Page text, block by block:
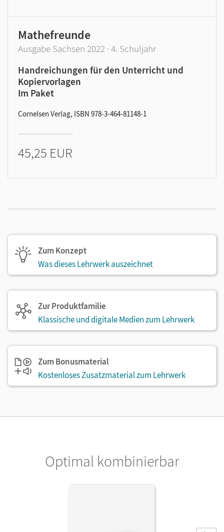
Mathefreunde
Ausgabe Sachsen 2022 · 4. Schuljahr
Handreichungen für den Unterricht und
Kopiervorlagen
Im Paket
Cornelsen Verlag, ISBN 978-3-464-81148-1
45,25 EUR
Zum Konzept
Was dieses Lehrwerk auszeichnet
Zur Produktfamilie
Klassische und digitale Medien zum Lehrwerk
Zum Bonusmaterial
Kostenloses Zusatzmaterial zum Lehrwerk
Optimal kombinierbar